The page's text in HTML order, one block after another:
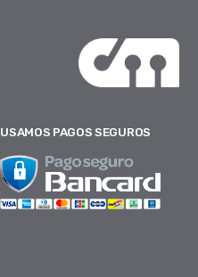
USAMOS PAGOS SEGUROS